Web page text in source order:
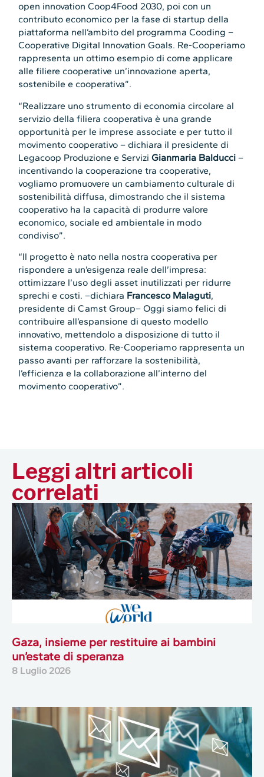
open innovation Coop4Food 2030, poi con un
contributo economico per la fase di startup della
piattaforma nell’ambito del programma Cooding –
Cooperative Digital Innovation Goals. Re-Cooperiamo
rappresenta un ottimo esempio di come applicare
alle filiere cooperative un’innovazione aperta,
sostenibile e cooperativa”.
“Realizzare uno strumento di economia circolare al
servizio della filiera cooperativa è una grande
opportunità per le imprese associate e per tutto il
movimento cooperativo – dichiara il presidente di
Legacoop Produzione e ServiziGianmaria Balducci –
incentivando la cooperazione tra cooperative,
vogliamo promuovere un cambiamento culturale di
sostenibilità diffusa, dimostrando che il sistema
cooperativo ha la capacità di produrre valore
economico, sociale ed ambientale in modo
condiviso”.
“Il progetto è nato nella nostra cooperativa per
rispondere a un’esigenza reale dell’impresa:
ottimizzare l’uso degli asset inutilizzati per ridurre
sprechi e costi. –dichiara Francesco Malaguti,
presidente di Camst Group– Oggi siamo felici di
contribuire all’espansione di questo modello
innovativo, mettendolo a disposizione di tutto il
sistema cooperativo. Re-Cooperiamo rappresenta un
passo avanti per rafforzare la sostenibilità,
l’efficienza e la collaborazione all’interno del
movimento cooperativo”.
Leggi altri articoli
correlati
Gaza, insieme per restituire ai bambini
un’estate di speranza
8 Luglio 2026